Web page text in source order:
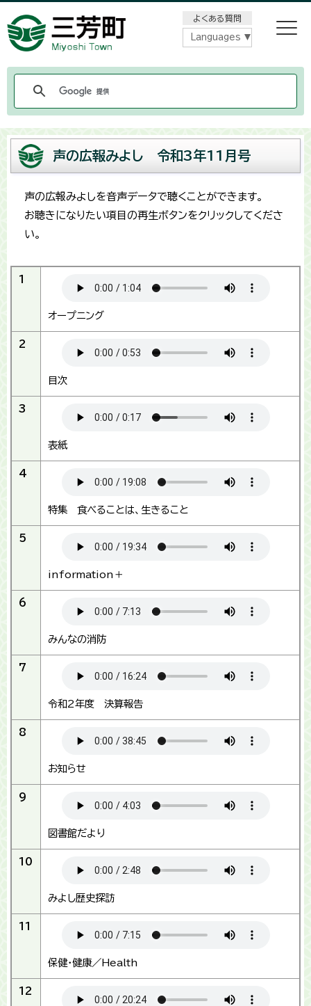
よくある質問
Languages
声の広報みよし 令和3年11月号
声の広報みよしを音声データで聴くことができます。
お聴きになりたい項目の再生ボタンをクリックしてくださ
い。
1
オープニング
2
目次
3
表紙
4
特集 食べることは、生きること
5
information＋
6
みんなの消防
7
令和2年度 決算報告
8
お知らせ
9
図書館だより
10
みよし歴史探訪
11
保健・健康／Health
12